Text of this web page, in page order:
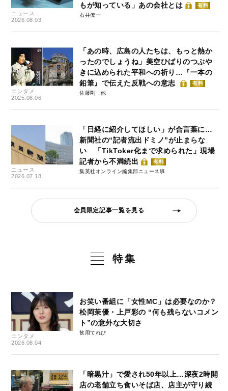
ニュース
2026.08.03
もが知っている」あの会社とは
有料
石井僚一
エンタメ
2025.08.06
「あの時、広島の人たちは、もっと熱か
ったのでしょうね」美空ひばりのつぶや
きに込められた平和への祈り…『一本の
鉛筆』で伝えた反戦への意志
有料
佐藤剛
ニュース
2026.07.18
「日経に紹介してほしい」が合言葉に…
新聞社の“記者流出ドミノ”が止まらな
い 「TikToker化まで求められた」現場
記者から不満続出
有料
集英社オンライン編集部ニュース班
会員限定記事一覧を見る
特集
エンタメ
2026.08.04
お笑い番組に「女性MC」は必要なのか？
松岡茉優・上戸彩の “何も残らないコメン
ト”の意外な大切さ
飲用てれび
「暗黒汁」で愛され50年以上…深夜2時開
店の老舗立ち食いそば店、店主が守り続